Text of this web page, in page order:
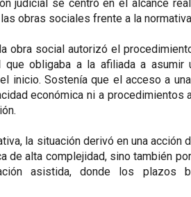
judicial se centró en el alcance
obras sociales frente a la
obra social autorizó el
que obligaba a la afiliada a
inicio. Sostenía que el acceso a
económica ni a
la situación derivó en una acción
de alta complejidad, sino también
asistida, donde los plazos